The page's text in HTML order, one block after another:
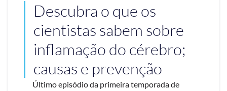
Descubra o que os
cientistas sabem sobre
inflamação do cérebro;
causas e prevenção
Último episódio da primeira temporada de